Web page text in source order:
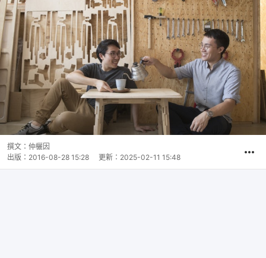
撰文： 仲欐因
出版： 2016-08-28 15:28 更新： 2025-02-11 15:48